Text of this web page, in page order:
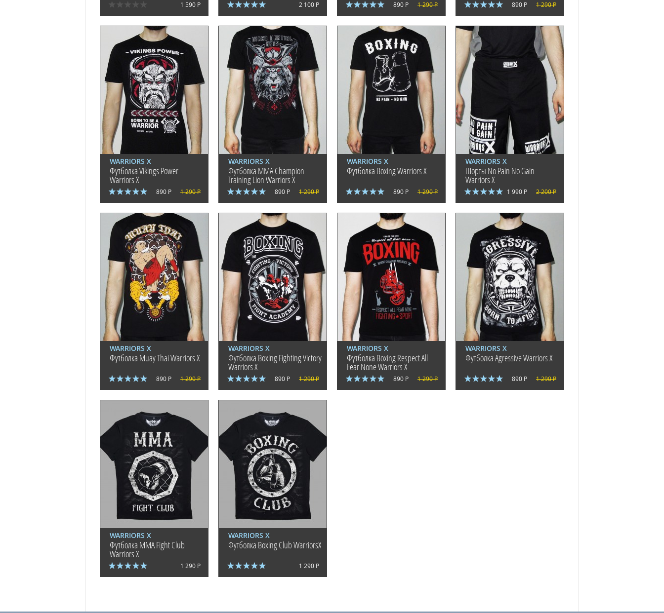
1 590 Р 2 100 Р 890 Р 1 290 Р 890 Р 1 290 Р
WARRIORS X
Футболка Vikings Power
Warriors X
890 Р 1 290 Р
WARRIORS X
Футболка MMA Champion
Training Lion Warriors X
890 Р 1 290 Р
WARRIORS X
Футболка Boxing Warriors X
890 Р 1 290 Р
WARRIORS X
Шорты No Pain No Gain
Warriors X
1 990 Р 2 200 Р
WARRIORS X
Футболка Muay Thai Warriors X
890 Р 1 290 Р
WARRIORS X
Футболка Boxing Fighting Victory
Warriors X
890 Р 1 290 Р
WARRIORS X
Футболка Boxing Respect All
Fear None Warriors X
890 Р 1 290 Р
WARRIORS X
Футболка Agressive Warriors X
890 Р 1 290 Р
WARRIORS X
Футболка MMA Fight Club
Warriors X
1 290 Р
WARRIORS X
Футболка Boxing Club WarriorsX
1 290 Р